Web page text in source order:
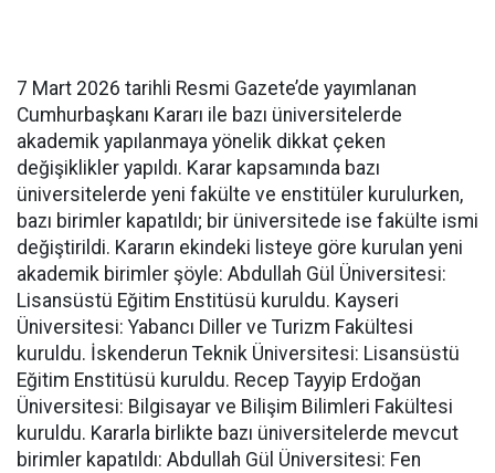
7 Mart 2026 tarihli Resmi Gazete’de yayımlanan
Cumhurbaşkanı Kararı ile bazı üniversitelerde
akademik yapılanmaya yönelik dikkat çeken
değişiklikler yapıldı. Karar kapsamında bazı
üniversitelerde yeni fakülte ve enstitüler kurulurken,
bazı birimler kapatıldı; bir üniversitede ise fakülte ismi
değiştirildi. Kararın ekindeki listeye göre kurulan yeni
akademik birimler şöyle: Abdullah Gül Üniversitesi:
Lisansüstü Eğitim Enstitüsü kuruldu. Kayseri
Üniversitesi: Yabancı Diller ve Turizm Fakültesi
kuruldu. İskenderun Teknik Üniversitesi: Lisansüstü
Eğitim Enstitüsü kuruldu. Recep Tayyip Erdoğan
Üniversitesi: Bilgisayar ve Bilişim Bilimleri Fakültesi
kuruldu. Kararla birlikte bazı üniversitelerde mevcut
birimler kapatıldı: Abdullah Gül Üniversitesi: Fen